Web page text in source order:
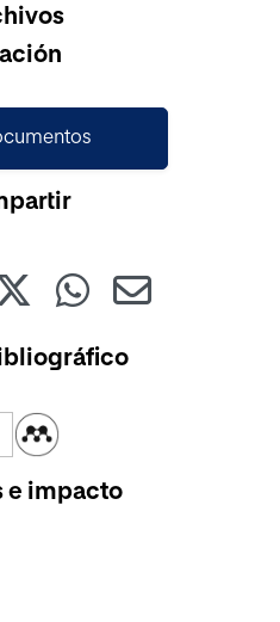
e impacto